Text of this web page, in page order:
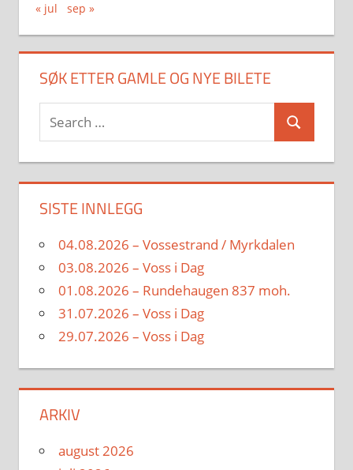
« jul
sep »
SØK ETTER GAMLE OG NYE BILETE
Search
for:
Search
SISTE INNLEGG
04.08.2026 – Vossestrand / Myrkdalen
03.08.2026 – Voss i Dag
01.08.2026 – Rundehaugen 837 moh.
31.07.2026 – Voss i Dag
29.07.2026 – Voss i Dag
ARKIV
august 2026